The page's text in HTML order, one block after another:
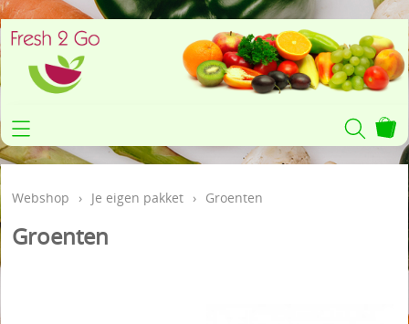
Home
Je eigen pakket
Webshop › Je eigen pakket › Groenten
Groenten